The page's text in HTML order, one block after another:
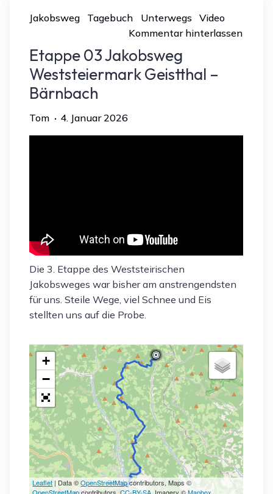
Jakobsweg Tagebuch Unterwegs
Video
Kommentar hinterlassen
Etappe 03 Jakobsweg
Weststeiermark Geistthal –
Bärnbach
Tom 4. Januar 2026
Die 3. Etappe des Weststeirischen
Jakobsweges war bisher am anstrengendsten
für uns. Steile Wege, viel Schnee und Eis
stellten uns auf die Probe.
+
−
Leaflet | Data ©OpenStreetMapcontributors, Maps ©
OpenStreetMapcontributors,CC-BY-SA , Imagery ©Mapbox